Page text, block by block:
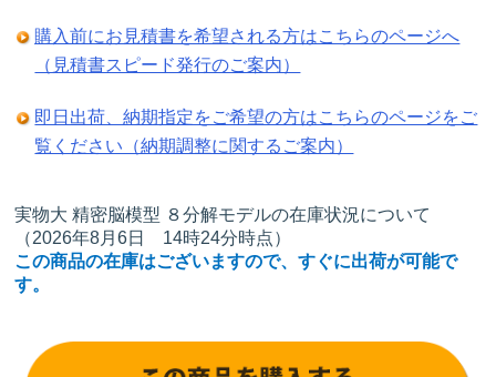
購入前にお見積書を希望される方はこちらのページへ
（見積書スピード発行のご案内）
即日出荷、納期指定をご希望の方はこちらのページをご
覧ください（納期調整に関するご案内）
実物大 精密脳模型 ８分解モデルの在庫状況について
（2026年8月6日 14時24分時点）
この商品の在庫はございますので、すぐに出荷が可能で
す。